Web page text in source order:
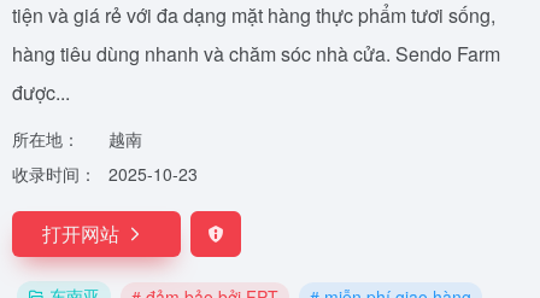
tiện và giá rẻ với đa dạng mặt hàng thực phẩm tươi sống,
hàng tiêu dùng nhanh và chăm sóc nhà cửa. Sendo Farm
được...
所在地：
越南
收录时间：
2025-10-23
打开网站